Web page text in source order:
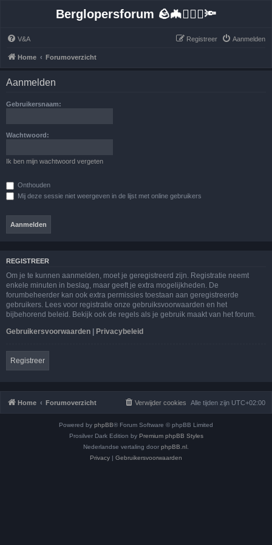
Berglopersforum 🪨🦇🚶🏻‍♂️🔦
V&A Aanmelden
Registreer
Home Forumoverzicht
Aanmelden
Gebruikersnaam:
Wachtwoord:
Ik ben mijn wachtwoord vergeten
Onthouden
Mij deze sessie niet weergeven in de lijst met online gebruikers
REGISTREER
Om je te kunnen aanmelden, moet je geregistreerd zijn. Registratie neemt
enkele minuten in beslag, maar geeft je extra mogelijkheden. De
forumbeheerder kan ook extra permissies toestaan aan geregistreerde
gebruikers. Lees voor registratie onze gebruiksvoorwaarden en het
bijbehorend beleid. Bekijk ook de regels als je gebruik maakt van het forum.
Gebruikersvoorwaarden | Privacybeleid
Registreer
Home Forumoverzicht Alle tijden zijn UTC+02:00
Verwijder cookies
Powered by phpBB® Forum Software © phpBB Limited
Prosilver Dark Edition by Premium phpBB Styles
Nederlandse vertaling door phpBB.nl
Privacy | Gebruikersvoorwaarden